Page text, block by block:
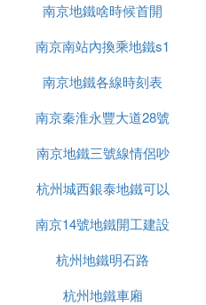
鐵路」項目出爐，並爭取
實施，由於該動議，至今
城際線的建設。
及相關支撐性文件，並上
際鐵路已先行獲得國家發
），共58.7公里長。
站實現同站台換乘，然
車站。現地鐵4號線仙林
寧儀城際對接的交介面，
注意的是，這將是國內建
鐵線路。
進展
南京地鐵啥時候首開
南京南站內換乘地鐵s1
南京地鐵各線時刻表
南京秦淮永豐大道28號
地鐵站在哪裡
南京地鐵三號線情侶吵
架視頻
杭州城西銀泰地鐵可以
到
南京14號地鐵開工建設
杭州地鐵明石路
杭州地鐵車廂